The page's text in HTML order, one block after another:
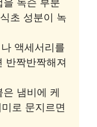
초 성분이 녹
액세서리를
반짝반짝해져
은 냄비에 케
로 문지르면